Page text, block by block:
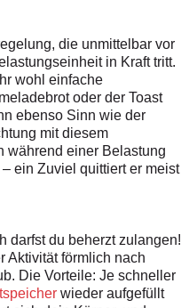
die unmittelbar vor
in Kraft tritt.
wohl einfache
oder der Toast
ebenso Sinn wie der
mit diesem
während einer Belastung
ein Zuviel quittiert er meist
darfst du beherzt zulangen!
Aktivität förmlich nach
Die Vorteile: Je schneller
wieder aufgefüllt